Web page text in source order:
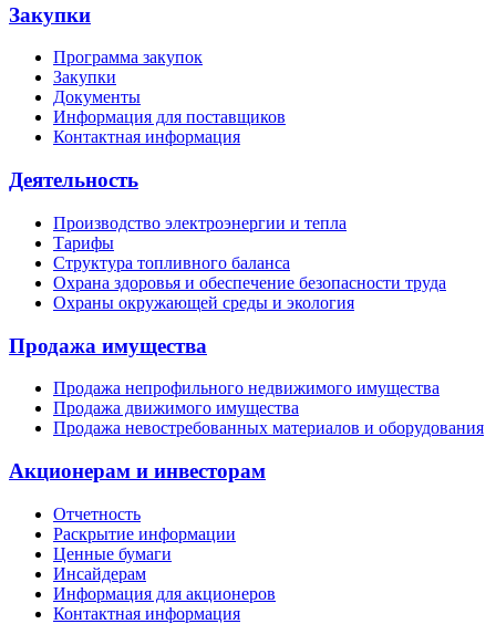
Закупки
Программа закупок
Закупки
Документы
Информация для поставщиков
Контактная информация
Деятельность
Производство электроэнергии и тепла
Тарифы
Структура топливного баланса
Охрана здоровья и обеспечение безопасности труда
Охраны окружающей среды и экология
Продажа имущества
Продажа непрофильного недвижимого имущества
Продажа движимого имущества
Продажа невостребованных материалов и оборудования
Акционерам и инвесторам
Отчетность
Раскрытие информации
Ценные бумаги
Инсайдерам
Информация для акционеров
Контактная информация